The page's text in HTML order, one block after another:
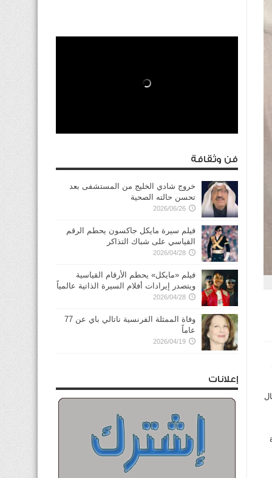
فن وثقافة
خروج شادي الخليج من المستشفى بعد
تحسن حالته الصحية
2026/06/26
فيلم سيرة مايكل جاكسون يحطم الرقم
القياسي على شباك التذاكر
2026/04/28
فيلم «مايكل» يحطم الأرقام القياسية
ويتصدر إيرادات أفلام السيرة الذاتية عالمياً
2026/04/28
وفاة الممثلة الفرنسية ناتالي باي عن 77
عاماً
2026/04/19
إعلانات